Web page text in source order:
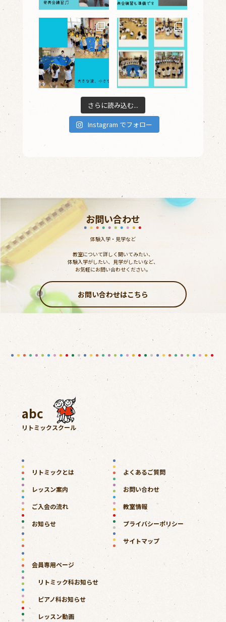
さらに読み込む...
Instagram でフォロー
お問い合わせ
体験入学・見学など
教室について詳しく聞いてみたい、
体験入学がしたい、見学がしたいなど、
お気軽にお問い合わせください。
お問い合わせはこちら
abc
リトミックスクール
リトミックとは
レッスン案内
ご入会の流れ
お知らせ
よくあるご質問
お問い合わせ
教室情報
プライバシーポリシー
サイトマップ
会員専用ページ
リトミック科お知らせ
ピアノ科お知らせ
レッスン動画